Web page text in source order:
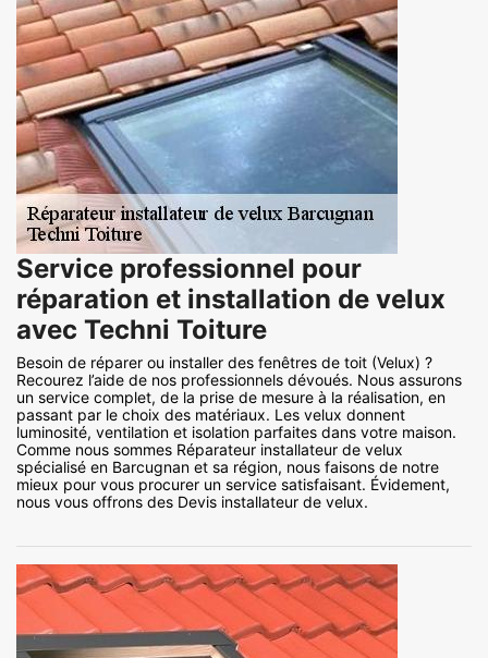
Service professionnel pour
réparation et installation de velux
avec Techni Toiture
Besoin de réparer ou installer des fenêtres de toit (Velux) ?
Recourez l’aide de nos professionnels dévoués. Nous assurons
un service complet, de la prise de mesure à la réalisation, en
passant par le choix des matériaux. Les velux donnent
luminosité, ventilation et isolation parfaites dans votre maison.
Comme nous sommes Réparateur installateur de velux
spécialisé en Barcugnan et sa région, nous faisons de notre
mieux pour vous procurer un service satisfaisant. Évidement,
nous vous offrons des Devis installateur de velux.